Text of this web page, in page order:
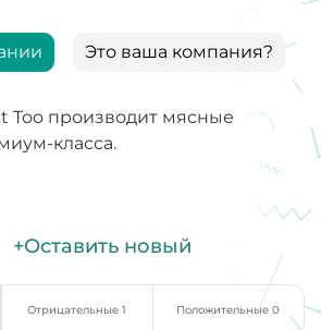
Это ваша компания?
Too производит мясные
класса.
+Оставить новый
Отрицательные 1 Положительные 0